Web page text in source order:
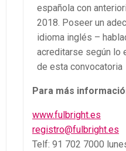
española con
2018. Poseer un
idioma inglés –
acreditarse según lo
de esta convocatoria
Para más
www.fulbright.es
registro@fulbright.es
Telf: 91 702 7000